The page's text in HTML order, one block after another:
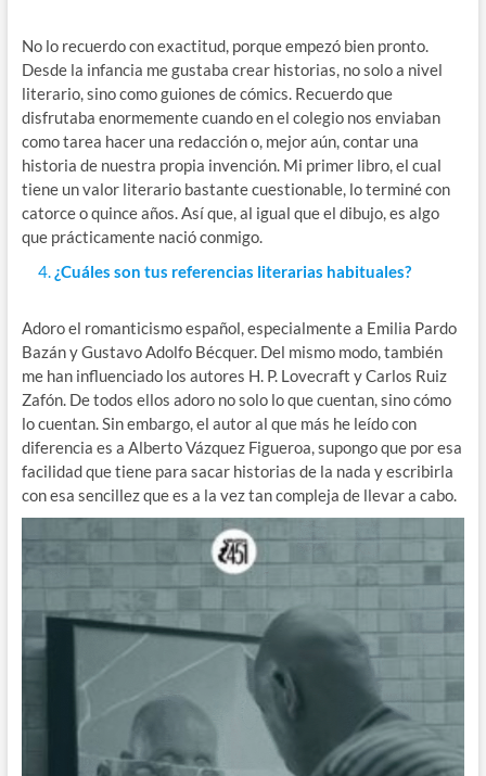
No lo recuerdo con exactitud, porque empezó bien pronto.
Desde la infancia me gustaba crear historias, no solo a nivel
literario, sino como guiones de cómics. Recuerdo que
disfrutaba enormemente cuando en el colegio nos enviaban
como tarea hacer una redacción o, mejor aún, contar una
historia de nuestra propia invención. Mi primer libro, el cual
tiene un valor literario bastante cuestionable, lo terminé con
catorce o quince años. Así que, al igual que el dibujo, es algo
que prácticamente nació conmigo.
¿Cuáles son tus referencias literarias habituales?
Adoro el romanticismo español, especialmente a Emilia Pardo
Bazán y Gustavo Adolfo Bécquer. Del mismo modo, también
me han influenciado los autores H. P. Lovecraft y Carlos Ruiz
Zafón. De todos ellos adoro no solo lo que cuentan, sino cómo
lo cuentan. Sin embargo, el autor al que más he leído con
diferencia es a Alberto Vázquez Figueroa, supongo que por esa
facilidad que tiene para sacar historias de la nada y escribirla
con esa sencillez que es a la vez tan compleja de llevar a cabo.